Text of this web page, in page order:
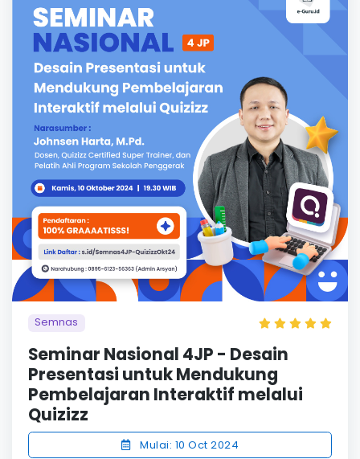
Semnas
Seminar Nasional 4JP - Desain
Presentasi untuk Mendukung
Pembelajaran Interaktif melalui
Quizizz
Mulai: 10 Oct 2024